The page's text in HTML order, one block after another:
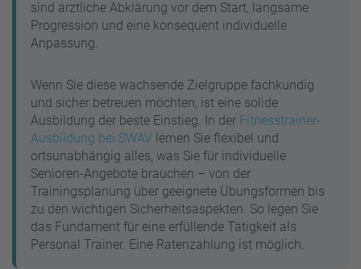
sind ärztliche Abklärung vor dem Start, langsame
Progression und eine konsequent individuelle
Anpassung.
Wenn Sie diese wachsende Zielgruppe fachkundig
und sicher betreuen möchten, ist eine solide
Ausbildung der beste Einstieg. In der Fitnesstrainer-
Ausbildung bei SWAV lernen Sie flexibel und
ortsunabhängig alles, was Sie für individuelle
Senioren-Angebote brauchen – von der
Trainingsplanung über geeignete Übungsformen bis
zu den wichtigen Sicherheitsaspekten. So legen Sie
das Fundament für eine erfüllende Tätigkeit als
Personal Trainer. Eine Ratenzahlung ist möglich.